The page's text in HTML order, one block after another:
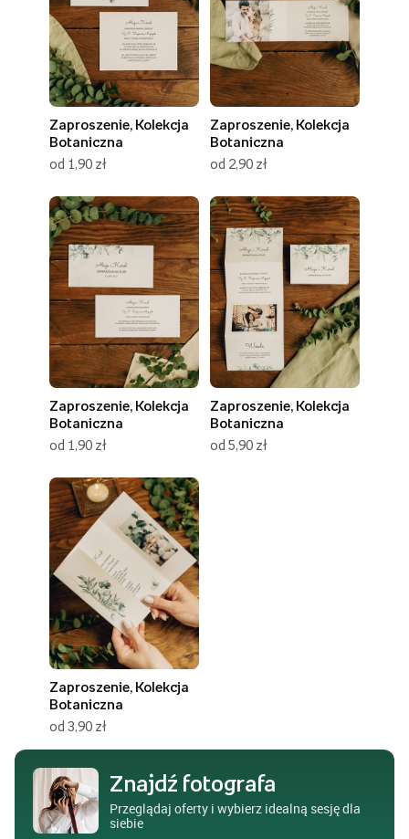
Zaproszenie, Kolekcja
Botaniczna
od 1,90 zł
Zaproszenie, Kolekcja
Botaniczna
od 2,90 zł
Zaproszenie, Kolekcja
Botaniczna
od 1,90 zł
Zaproszenie, Kolekcja
Botaniczna
od 5,90 zł
Zaproszenie, Kolekcja
Botaniczna
od 3,90 zł
Znajdź fotografa
Przeglądaj oferty i wybierz idealną sesję dla
siebie